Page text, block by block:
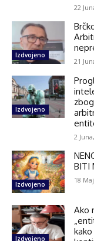
22
Izdvojeno
21
Izdvojeno
2
Izdvojeno
BITI
18
Izdvojeno
Ako